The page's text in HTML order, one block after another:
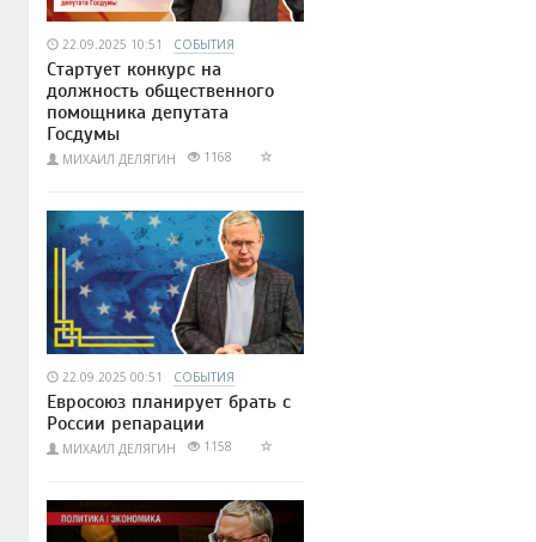
22.09.2025 10:51 СОБЫТИЯ
Стартует конкурс на
должность общественного
помощника депутата
Госдумы
МИХАИЛ ДЕЛЯГИН 1168
22.09.2025 00:51 СОБЫТИЯ
Евросоюз планирует брать с
России репарации
МИХАИЛ ДЕЛЯГИН 1158